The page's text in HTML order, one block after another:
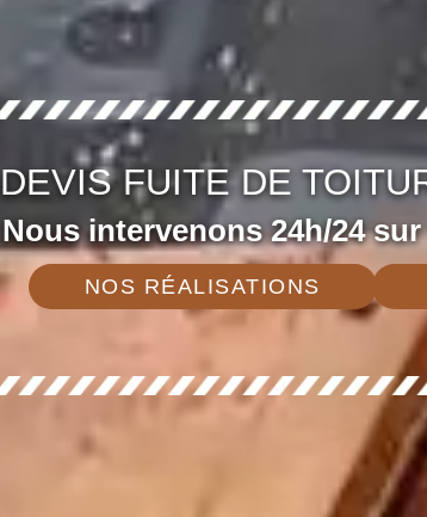
DEVIS FUITE DE
Nous intervenons 24h/24
NOS RÉALISATIONS